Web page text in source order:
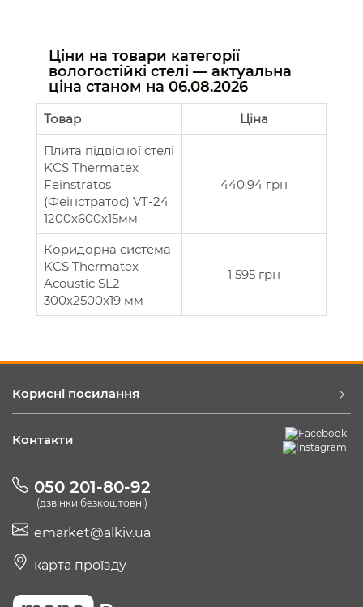
Ціни на товари категорії
вологостійкі стелі — актуальна
ціна станом на 06.08.2026
Товар Ціна
Плита підвісної стелі
KCS Thermatex
Feinstratos
(Феінстратос) VT-24
1200х600х15мм
440.94 грн
Коридорна система
KCS Thermatex
Acoustic SL2
300x2500х19 мм
1 595 грн
Корисні посилання
Контакти
050 201-80-92
(дзвінки безкоштовні)
emarket@alkiv.ua
карта проїзду